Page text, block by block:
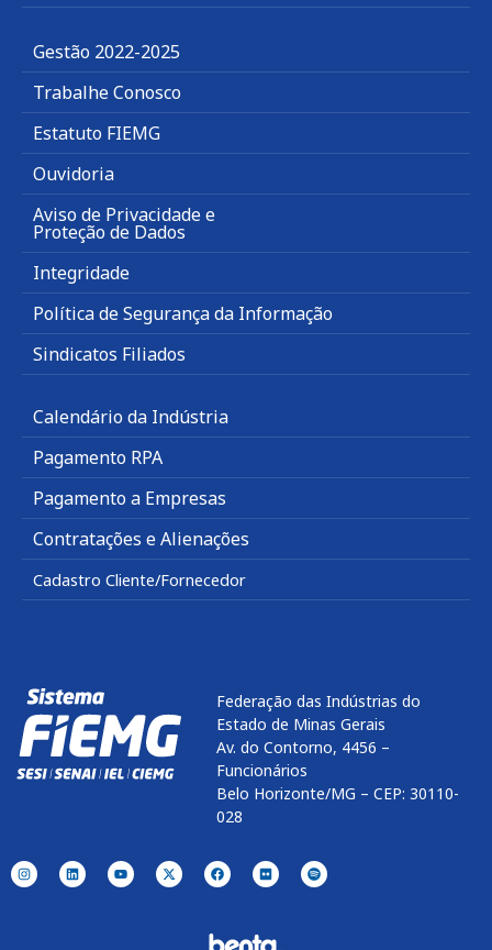
Gestão 2022-2025
Trabalhe Conosco
Estatuto FIEMG
Ouvidoria
Aviso de Privacidade e
Proteção de Dados
Integridade
Política de Segurança da Informação
Sindicatos Filiados
Calendário da Indústria
Pagamento RPA
Pagamento a Empresas
Contratações e Alienações
Cadastro Cliente/Fornecedor
Federação das Indústrias do
Estado de Minas Gerais
Av. do Contorno, 4456 –
Funcionários
Belo Horizonte/MG – CEP: 30110-
028